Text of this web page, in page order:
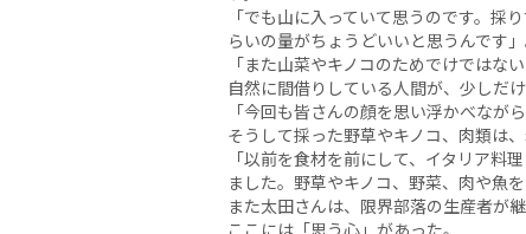
「でも山に入っていて思うのです。採
らいの量がちょうどいいと思うんです」
「また山菜やキノコのためでけではな
自然に間借りしている人間が、少しだ
「今回も皆さんの顔を思い浮かべなが
そうして採った野草やキノコ、肉類は
「以前を食材を前にして、イタリア
ました。野草やキノコ、野菜、肉や魚
また太田さんは、限界部落の生産者が